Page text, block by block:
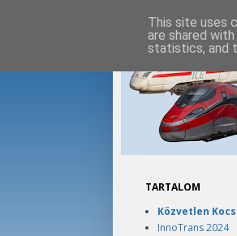
TARTALOM
Közvetlen
InnoTrans 2024
This site uses
are shared
statistics, and